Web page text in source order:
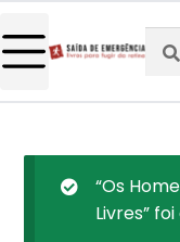
por:
“Os
Livres”